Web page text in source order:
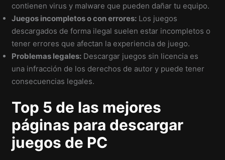
contienen virus y malware que pueden dañar tu equipo.
Juegos incompletos o con errores: Los juegos
descargados de forma ilegal suelen estar incompletos o
tener errores que afectan la experiencia de juego.
Problemas legales: Descargar juegos sin licencia es
una infracción de los derechos de autor y puede tener
consecuencias legales.
Top 5 de las mejores
páginas para descargar
juegos de PC